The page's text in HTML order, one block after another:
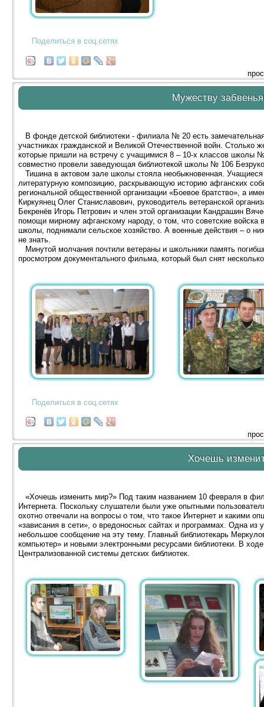
Поделиться в соц.сетях
Мужеству
В фонде детской библиотеки - филиала № 20 есть
участниках гражданской и Великой Отечественной войн. Столько
которые пришли на встречу с учащимися 8 – 10-х классов школы
совместно провели заведующая библиотекой школы № 106
Тишина в актовом зале школы стояла необыкновенная.
литературную композицию, раскрывающую историю афганских
региональной общественной организации «Боевое братство», а
Киркуянец Олег Станиславович, руководитель ветеранской
Бекренёв Игорь Петрович и член этой организации Кандрашин
помощи мирному афганскому народу, о том, что советские
школы, поднимали сельское хозяйство. А военные действия – о
не знать.
Минутой молчания почтили ветераны и школьники память
просмотром документального фильма, который был снят
Поделиться в соц.сетях
Хочешь
«Хочешь изменить мир?» Под таким названием 10 февраля в
Интернета. Поскольку слушатели были уже опытными
охотно отвечали на вопросы о том, что такое Интернет и какими
«зависания в сети», о вредоносных сайтах и программах. Одна
небольшое сообщение на эту тему. Главный библиотекарь
компьютер» и новыми электронными ресурсами библиотеки. В
Централизованной системы детских библиотек.